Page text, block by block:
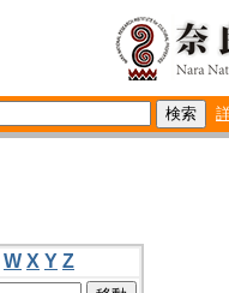
W X Y Z